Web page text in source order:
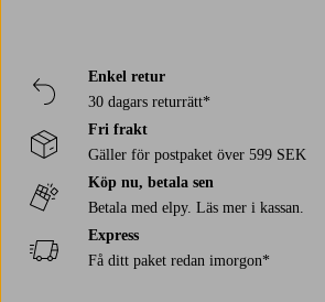
Enkel retur
30 dagars returrätt*
Fri frakt
Gäller för postpaket över 599 SEK
Köp nu, betala sen
Betala med elpy. Läs mer i kassan.
Express
Få ditt paket redan imorgon*